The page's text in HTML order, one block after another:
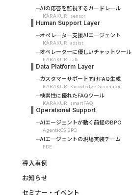
AIの応答を監視するガードレール
KARAKURI sensor
Human Support Layer
オペレーター支援AIエージェント
KARAKURI assist
オペレーターに優しいチャットツール
KARAKURI talk
Data Platform Layer
カスタマーサポート向けFAQ生成
KARAKURI Knowledge Generator
検索性に優れたFAQツール
KARAKURI smartFAQ
Operational Support
AIエージェントが動く前提のBPO
AgenticCS BPO
AIエージェントの現場実装チーム
FDE
導入事例
お知らせ
セミナー・イベント